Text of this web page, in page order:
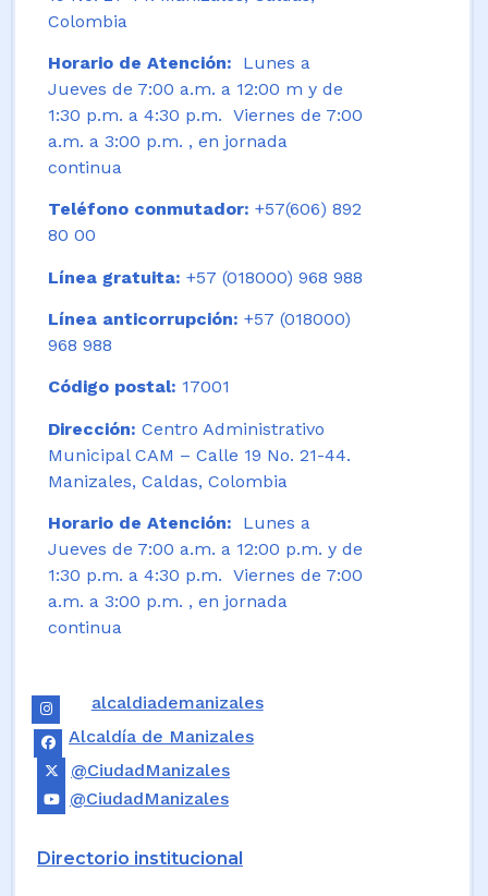
Colombia
Horario de Atención:
Lunes a
Jueves de 7:00 a.m. a 12:00 m y de
1:30 p.m. a 4:30 p.m. Viernes de 7:00
a.m. a 3:00 p.m. , en jornada
continua
Teléfono conmutador: +57(606) 892
80 00
Línea gratuita: +57 (018000) 968 988
Línea anticorrupción: +57 (018000)
968 988
Código postal: 17001
Dirección: Centro Administrativo
Municipal CAM – Calle 19 No. 21-44.
Manizales, Caldas, Colombia
Horario de Atención: Lunes a
Jueves de 7:00 a.m. a 12:00 p.m. y de
1:30 p.m. a 4:30 p.m. Viernes de 7:00
a.m. a 3:00 p.m. , en jornada
continua
alcaldiademanizales
Alcaldía de Manizales
@CiudadManizales
@CiudadManizales
Directorio institucional